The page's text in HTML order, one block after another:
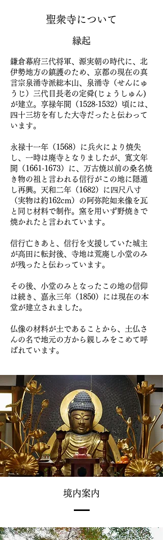
聖衆寺について
縁起
鎌倉幕府三代将軍、源実朝の時代に、北
伊勢地方の鎮護のため、京都の現在の真
言宗泉涌寺派総本山、泉涌寺（せんにゅ
うじ）三代目長老の定舜(じょうしゅん)
が建立。享禄年間（1528-1532）頃には、
四十三坊を有した大寺だったと伝わって
います。
永禄十一年（1568）に兵火により焼失
し、一時は廃寺となりましたが、寛文年
間（1661-1673）に、万古焼以前の桑名焼
き物の祖と言われる信行がこの地に隠遁
し再興。天和二年（1682）に四尺八寸
（実物は約162cm）の阿弥陀如来像を瓦
と同じ材料で制作。窯を用いず野焼きで
焼かれたと言われています。
信行亡きあと、信行を支援していた城主
が高田に転封後、寺地は荒廃し小堂のみ
が残ったと伝わっています。
その後、小堂のみとなったこの地の信仰
は続き、嘉永三年（1850）には現在の本
堂が建立されました。
仏像の材料が土であることから、土仏さ
んの名で地元の方から親しみをこめて呼
ばれています。
境内案内